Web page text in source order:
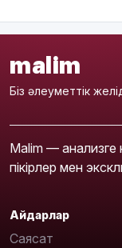
malim
Біз әлеуметтік
Malim — анализге
пікірлер мен
Айдарлар
Саясат